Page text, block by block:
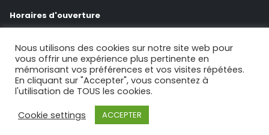
Horaires d'ouverture
Samedi de 9h00 à 12h00
Nous utilisons des cookies sur notre site web pour
vous offrir une expérience plus pertinente en
mémorisant vos préférences et vos visites répétées.
En cliquant sur "Accepter", vous consentez à
l'utilisation de TOUS les cookies.
Cookie settings
ACCEPTER